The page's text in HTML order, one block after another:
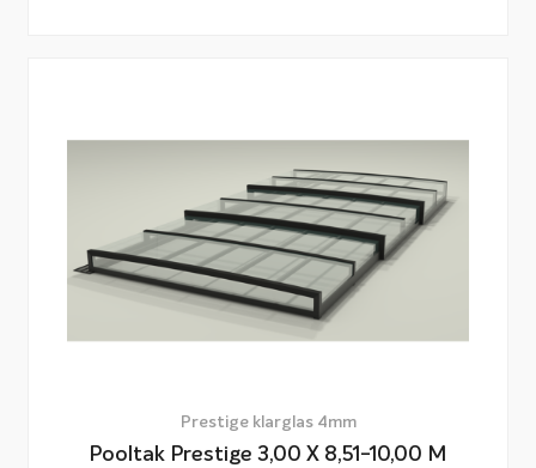
Prestige klarglas 4mm
Pooltak Prestige 3,00 X 8,51-10,00 M